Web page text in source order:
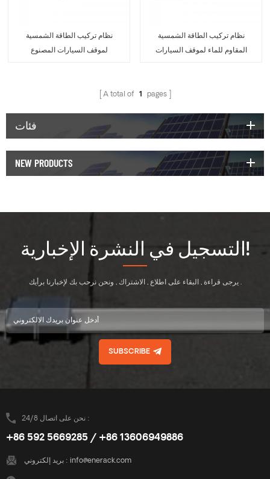
نظام تركيب الطاقة الشمسية
لموقف السيارات المصنوع
نظام تركيب الطاقة الشمسية
المقاوم للماء لموقف السيارات
A total of 1 pages
فئات
NEW PRODUCTS
التسجيل في النشرة الإخبارية!
يرجى قراءة , البقاء على اطلاع , الاشتراك , ونحن نرحب بك لإخبارنا برأيك .
SUBSCRIBE
نحن على اتصال 24/8 :
+86 592 5669285 / +86 13606949886
بريد إلكتروني : info@enerack.com